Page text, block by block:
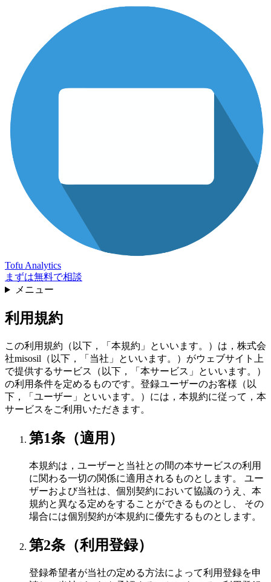
Tofu Analytics
まずは無料で相談
メニュー
利用規約
この利用規約（以下，「本規約」といいます。）は，株式会
社misosil（以下，「当社」といいます。）がウェブサイト上
で提供するサービス（以下，「本サービス」といいます。）
の利用条件を定めるものです。登録ユーザーのお客様（以
下，「ユーザー」といいます。）には，本規約に従って，本
サービスをご利用いただきます。
第1条（適用）
本規約は，ユーザーと当社との間の本サービスの利用
に関わる一切の関係に適用されるものとします。 ユー
ザーおよび当社は、個別契約において協議のうえ、本
規約と異なる定めをすることができるものとし、 その
場合には個別契約が本規約に優先するものとします。
第2条（利用登録）
登録希望者が当社の定める方法によって利用登録を申